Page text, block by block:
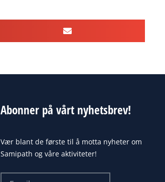
Abonner på vårt nyhetsbrev!
Vær blant de første til å motta nyheter om
Samipath og våre aktiviteter!